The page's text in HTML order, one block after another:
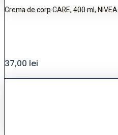
Crema de corp CARE, 400 ml, NIVEA
37,00 lei